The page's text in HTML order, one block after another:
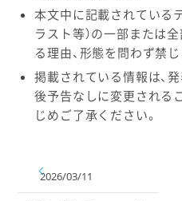
本文中に記載されている
ラスト等）の一部または
る理由、形態を問わず禁じ
掲載されている情報は、
後予告なしに変更される
じめご了承ください。
2026/03/11